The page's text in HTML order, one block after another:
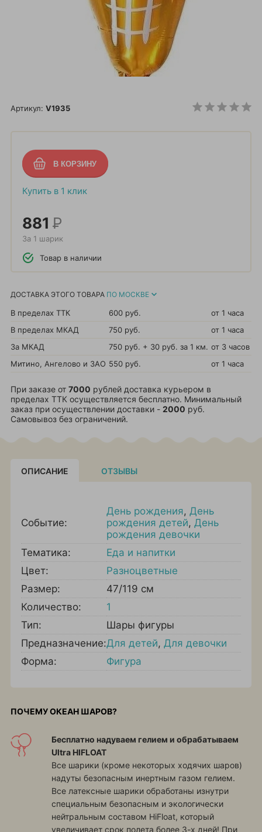
Артикул: V1935
Купить в 1 клик
881 Р
За 1 шарик
Товар в наличии
ДОСТАВКА ЭТОГО ТОВАРА ПО МОСКВЕ
В пределах ТТК 600 руб.
от 1 часа
В пределах МКАД
750 руб.
от 1 часа
За МКАД
750 руб. + 30 руб. за 1 км. от 3 часов
Митино, Ангелово и ЗАО 550 руб. от 1 часа
При заказе от 7000 рублей доставка курьером в
пределах ТТК осуществляется бесплатно. Минимальный
заказ при осуществлении доставки - 2000 руб.
Самовывоз без ограничений.
ОПИСАНИЕ ОТЗЫВЫ
Событие:
День рождения, День
рождения детей, День
рождения девочки
Тематика:
Еда и напитки
Цвет:
Разноцветные
Размер:
47/119 см
Количество:
1
Тип:
Шары фигуры
Предназначение:Для детей, Для девочки
Форма:
Фигура
ПОЧЕМУ ОКЕАН ШАРОВ?
Бесплатно надуваем гелием и обрабатываем
Ultra HIFLOAT
Все шарики (кроме некоторых ходячих шаров)
надуты безопасным инертным газом гелием.
Все латексные шарики обработаны изнутри
специальным безопасным и экологически
нейтральным составом HiFloat, который
увеличивает срок полета более 3-х дней! При